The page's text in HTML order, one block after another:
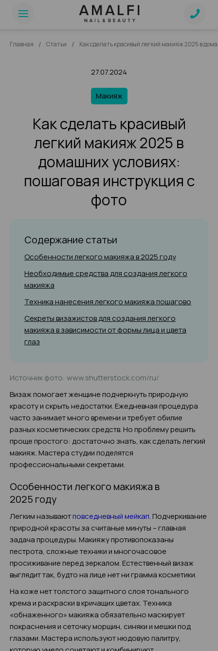
Главная / Статьи / Как сделать красивый легкий макияж 2025 в
27.07.2024
Макияж
Как сделать красивый
легкий макияж 2025 в
домашних условиях:
пошаговая инструкция с
фото
Содержание статьи
Особенности легкого макияжа в 2025 году
Необходимые средства для создания легкого
макияжа
Техника нанесения легкого макияжа пошагово
Секреты визажистов для создания легкого
макияжа в зависимости от формы лица и цвета
глаз
Источник фото: www.shutterstock.com/ru/
Визаж помогает женщине подчеркнуть природную
красоту и скрыть недостатки. Ежедневная процедура
часто занимает много времени и требует обилие
разных косметических средств. Но проблему решить
проще простого: достаточно знать, как сделать легкий
макияж. Мастера студии поделятся
профессиональными секретами.
Особенности легкого макияжа в
2025 году
Легким называютповседневный мейкап. Подчеркивание
природной красоты за считаные минуты – главная
задача процедуры. Макияжу противопоказаны
пестрота, сложные техники и многочасовое
просиживание перед зеркалом. Естественный визаж
выглядит так, будто на лице нет ни грамма косметики.
На коже нет толстого защитного слоя тонального
крема и раскраски в кричащих цветах. Техника
«обнаженного» макияжа обязательно маскирует
покраснения и сеточку морщин, синяки и мешки под
глазами. Мастера используют нюдовую палитру,